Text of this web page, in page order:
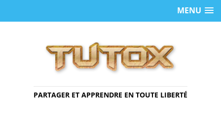
MENU
PARTAGER ET APPRENDRE EN TOUTE LIBERTÉ